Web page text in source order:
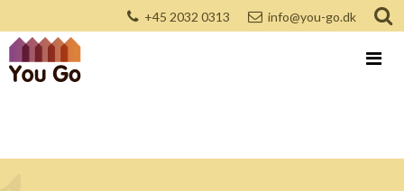
+45 2032 0313 info@you-go.dk